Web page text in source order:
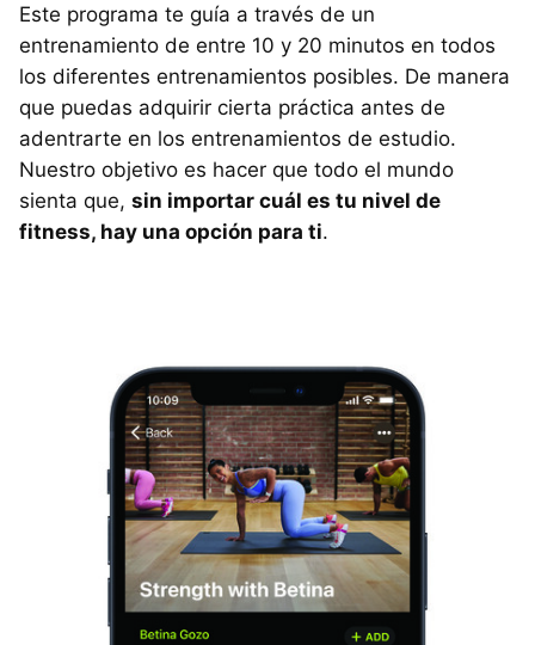
Este programa te guía a través de un
entrenamiento de entre 10 y 20 minutos en todos
los diferentes entrenamientos posibles. De manera
que puedas adquirir cierta práctica antes de
adentrarte en los entrenamientos de estudio.
Nuestro objetivo es hacer que todo el mundo
sienta que, sin importar cuál es tu nivel de
fitness, hay una opción para ti.